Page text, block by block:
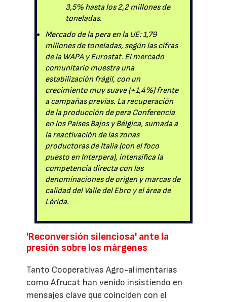
3,5% hasta los 2,2 millones de
toneladas.
Mercado de la pera en la UE: 1,79
millones de toneladas, según las cifras
de la WAPA y Eurostat. El mercado
comunitario muestra una
estabilización frágil, con un
crecimiento muy suave (+1,4%) frente
a campañas previas. La recuperación
de la producción de pera Conferencia
en los Países Bajos y Bélgica, sumada a
la reactivación de las zonas
productoras de Italia (con el foco
puesto en Interpera), intensifica la
competencia directa con las
denominaciones de origen y marcas de
calidad del Valle del Ebro y el área de
Lérida.
'Reconversión silenciosa' ante la
presión sobre los márgenes
Tanto Cooperativas Agro-alimentarias
como Afrucat han venido insistiendo en
mensajes clave que coinciden con el